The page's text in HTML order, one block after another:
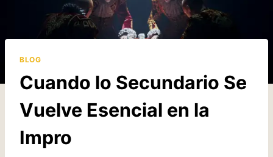
BLOG
Cuando lo Secundario Se
Vuelve Esencial en la
Impro